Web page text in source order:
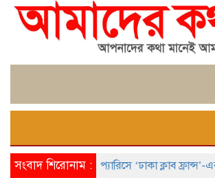
সংবাদ শিরোনাম :প্যারিসে ‘ঢাকা ক্লাব ফ্রান্স’-এর যাত্রা